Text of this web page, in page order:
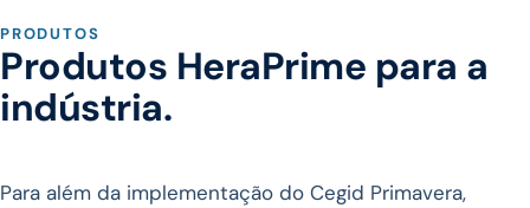
PRODUTOS
Produtos HeraPrime para a
indústria.
Para além da implementação do Cegid Primavera,